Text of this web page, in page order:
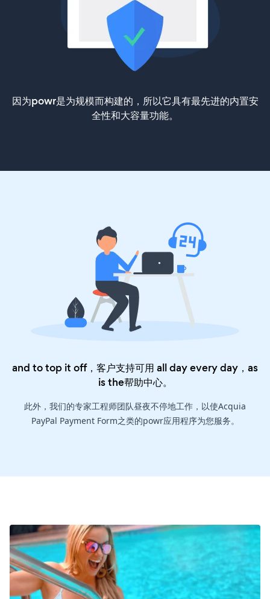
因为powr是为规模而构建的，所以它具有最先进的内置安
全性和大容量功能。
and to top it off，客户支持可用 all day every day，as
is the帮助中心。
此外，我们的专家工程师团队昼夜不停地工作，以使Acquia
PayPal Payment Form之类的powr应用程序为您服务。